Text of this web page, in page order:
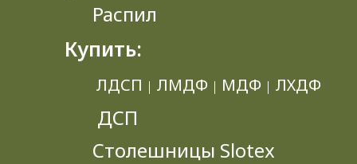
Распил
Купить:
ЛДСП | ЛМДФ | МДФ | ЛХДФ
ДСП
Столешницы Slotex